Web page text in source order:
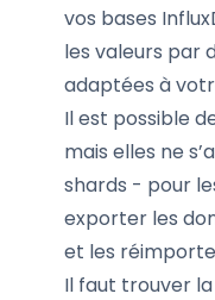
vos bases
les valeurs par
adaptées à
Il est possible
mais elles ne
shards - pour
exporter les
et les
Il faut trouver